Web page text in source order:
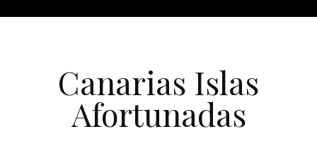
Canarias Islas
Afortunadas